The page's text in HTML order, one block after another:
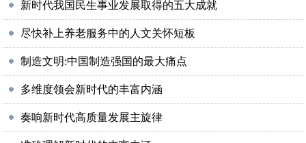
新时代我国民生事业发展取得的五大成就
尽快补上养老服务中的人文关怀短板
制造文明:中国制造强国的最大痛点
多维度领会新时代的丰富内涵
奏响新时代高质量发展主旋律